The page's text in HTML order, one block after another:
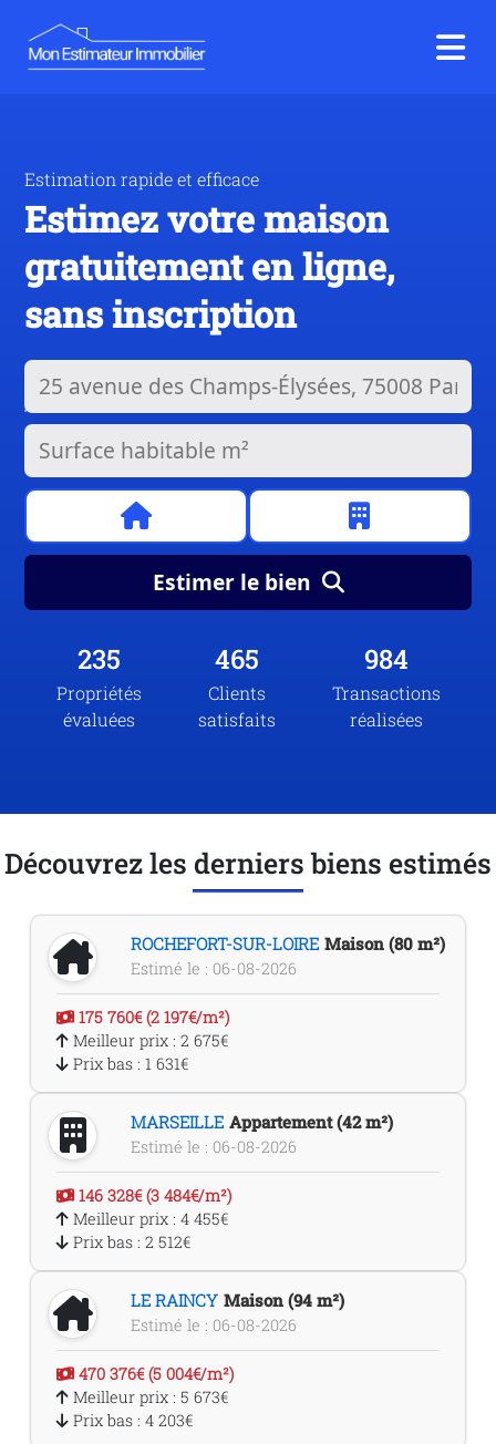
Estimation rapide et efficace
Estimez votre maison
gratuitement en ligne,
sans inscription
Estimer le bien
235
Propriétés
évaluées
465
Clients
satisfaits
984
Transactions
réalisées
Découvrez les derniers biens estimés
ROCHEFORT-SUR-LOIRE Maison (80 m²)
Estimé le : 06-08-2026
175 760€ (2 197€/m²)
Meilleur prix : 2 675€
Prix bas : 1 631€
MARSEILLE Appartement (42 m²)
Estimé le : 06-08-2026
146 328€ (3 484€/m²)
Meilleur prix : 4 455€
Prix bas : 2 512€
LE RAINCY Maison (94 m²)
Estimé le : 06-08-2026
470 376€ (5 004€/m²)
Meilleur prix : 5 673€
Prix bas : 4 203€